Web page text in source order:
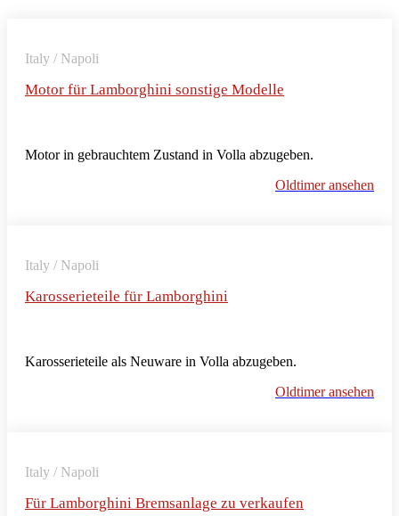
Italy / Napoli
Motor für Lamborghini sonstige Modelle
Motor in gebrauchtem Zustand in Volla abzugeben.
Oldtimer ansehen
Italy / Napoli
Karosserieteile für Lamborghini
Karosserieteile als Neuware in Volla abzugeben.
Oldtimer ansehen
Italy / Napoli
Für Lamborghini Bremsanlage zu verkaufen